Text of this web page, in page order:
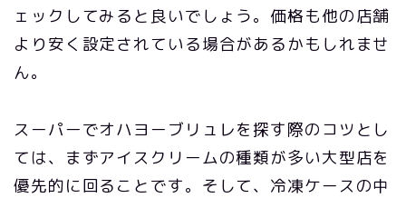
ェックしてみると良いでしょう。価格も他の店舗
より安く設定されている場合があるかもしれませ
ん。
スーパーでオハヨーブリュレを探す際のコツとし
ては、まずアイスクリームの種類が多い大型店を
優先的に回ることです。そして、冷凍ケースの中